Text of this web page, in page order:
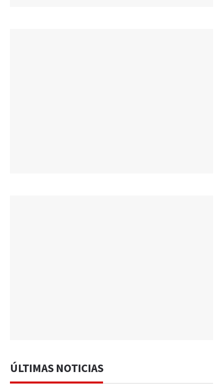
ÚLTIMAS NOTICIAS